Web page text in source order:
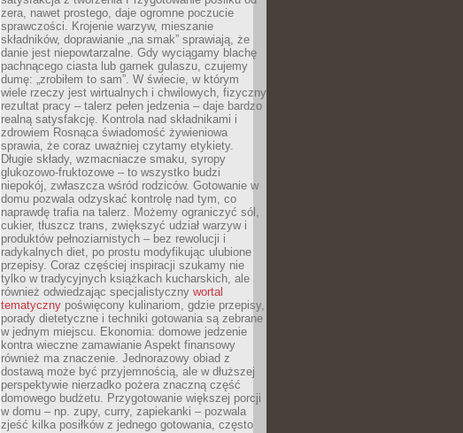
zera, nawet prostego, daje ogromne poczucie
sprawczości. Krojenie warzyw, mieszanie
składników, doprawianie „na smak” sprawiają, że
danie jest niepowtarzalne. Gdy wyciągamy blachę
pachnącego ciasta lub garnek gulaszu, czujemy
dumę: „zrobiłem to sam”. W świecie, w którym
wiele rzeczy jest wirtualnych i chwilowych, fizyczny
rezultat pracy – talerz pełen jedzenia – daje bardzo
realną satysfakcję. Kontrola nad składnikami i
zdrowiem Rosnąca świadomość żywieniowa
sprawia, że coraz uważniej czytamy etykiety.
Długie składy, wzmacniacze smaku, syropy
glukozowo-fruktozowe – to wszystko budzi
niepokój, zwłaszcza wśród rodziców. Gotowanie w
domu pozwala odzyskać kontrolę nad tym, co
naprawdę trafia na talerz. Możemy ograniczyć sól,
cukier, tłuszcz trans, zwiększyć udział warzyw i
produktów pełnoziarnistych – bez rewolucji i
radykalnych diet, po prostu modyfikując ulubione
przepisy. Coraz częściej inspiracji szukamy nie
tylko w tradycyjnych książkach kucharskich, ale
również odwiedzając specjalistyczny wortal
tematyczny poświęcony kulinariom, gdzie przepisy,
porady dietetyczne i techniki gotowania są zebrane
w jednym miejscu. Ekonomia: domowe jedzenie
kontra wieczne zamawianie Aspekt finansowy
również ma znaczenie. Jednorazowy obiad z
dostawą może być przyjemnością, ale w dłuższej
perspektywie nierzadko pożera znaczną część
domowego budżetu. Przygotowanie większej porcji
w domu – np. zupy, curry, zapiekanki – pozwala
zjeść kilka posiłków z jednego gotowania, często